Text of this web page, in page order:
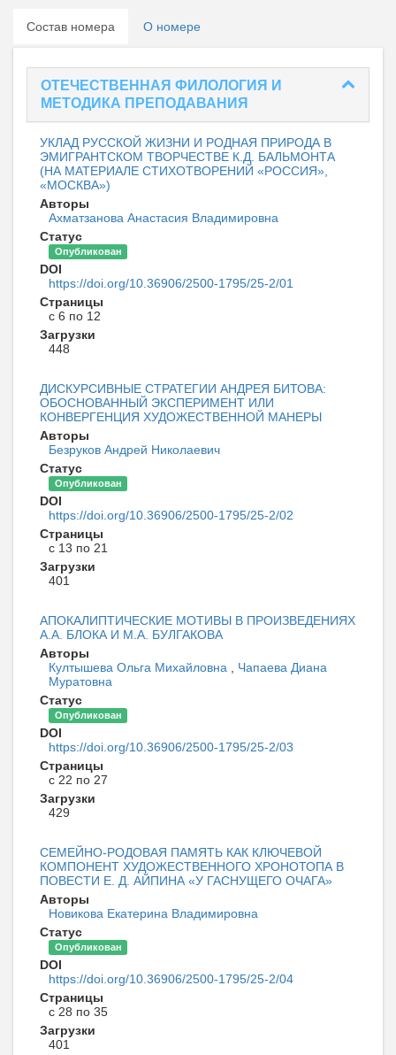
Состав номера О номере
ОТЕЧЕСТВЕННАЯ ФИЛОЛОГИЯ И
МЕТОДИКА ПРЕПОДАВАНИЯ
УКЛАД РУССКОЙ ЖИЗНИ И РОДНАЯ ПРИРОДА В
ЭМИГРАНТСКОМ ТВОРЧЕСТВЕ К.Д. БАЛЬМОНТА
(НА МАТЕРИАЛЕ СТИХОТВОРЕНИЙ «РОССИЯ»,
«МОСКВА»)
Авторы
Ахматзанова Анастасия Владимировна
Статус
Опубликован
DOI
https://doi.org/10.36906/2500-1795/25-2/01
Страницы
с 6 по 12
Загрузки
448
ДИСКУРСИВНЫЕ СТРАТЕГИИ АНДРЕЯ БИТОВА:
ОБОСНОВАННЫЙ ЭКСПЕРИМЕНТ ИЛИ
КОНВЕРГЕНЦИЯ ХУДОЖЕСТВЕННОЙ МАНЕРЫ
Авторы
Безруков Андрей Николаевич
Статус
Опубликован
DOI
https://doi.org/10.36906/2500-1795/25-2/02
Страницы
с 13 по 21
Загрузки
401
АПОКАЛИПТИЧЕСКИЕ МОТИВЫ В ПРОИЗВЕДЕНИЯХ
А.А. БЛОКА И М.А. БУЛГАКОВА
Авторы
Култышева Ольга Михайловна
Чапаева Диана
Муратовна
Статус
Опубликован
DOI
https://doi.org/10.36906/2500-1795/25-2/03
Страницы
с 22 по 27
Загрузки
429
СЕМЕЙНО-РОДОВАЯ ПАМЯТЬ КАК КЛЮЧЕВОЙ
КОМПОНЕНТ ХУДОЖЕСТВЕННОГО ХРОНОТОПА В
ПОВЕСТИ Е. Д. АЙПИНА «У ГАСНУЩЕГО ОЧАГА»
Авторы
Новикова Екатерина Владимировна
Статус
Опубликован
DOI
https://doi.org/10.36906/2500-1795/25-2/04
Страницы
с 28 по 35
Загрузки
401